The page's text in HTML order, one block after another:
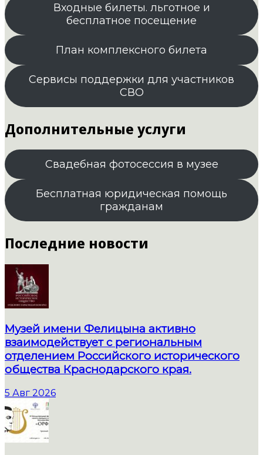
Входные билеты. льготное и
бесплатное посещение
План комплексного билета
Сервисы поддержки для участников
СВО
Дополнительные услуги
Свадебная фотосессия в музее
Бесплатная юридическая помощь
гражданам
Последние новости
Музей имени Фелицына активно
взаимодействует с региональным
отделением Российского исторического
общества Краснодарского края.
5 Авг 2026